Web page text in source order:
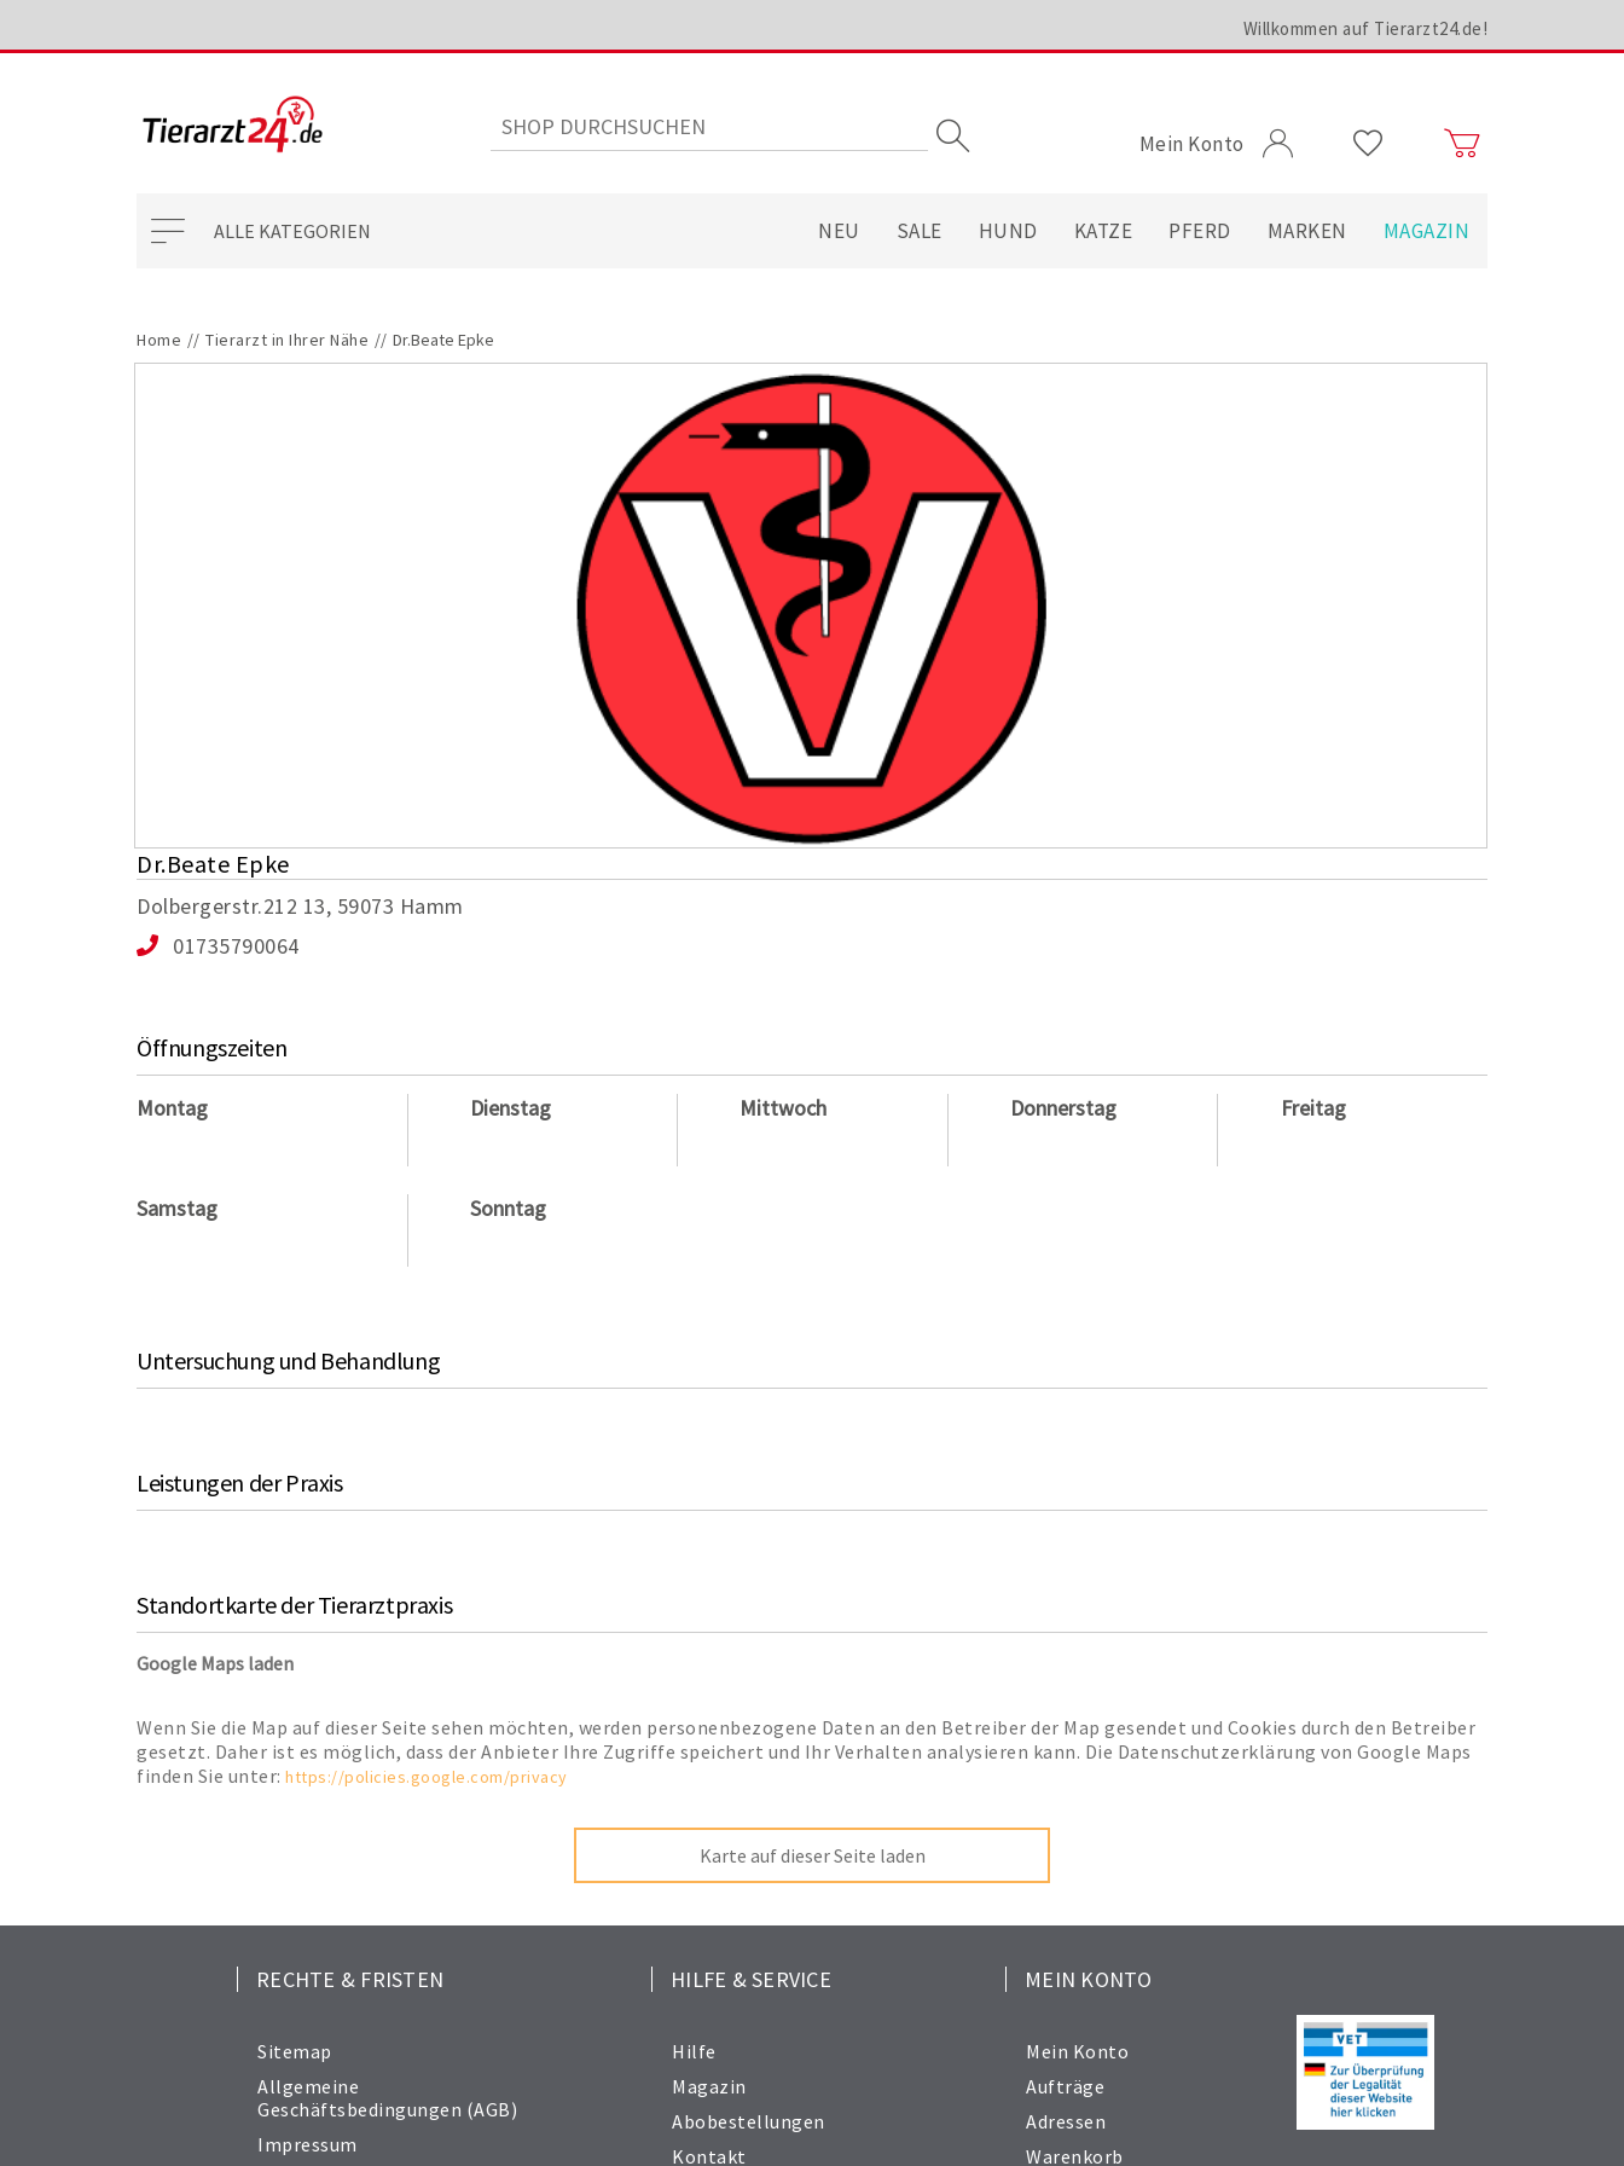
Willkommen auf Tierarzt24.de!
Mein Konto
ALLE KATEGORIEN NEU SALE HUND KATZE PFERD MARKEN MAGAZIN
Home // Tierarzt in Ihrer Nähe // Dr.Beate Epke
Dr.Beate Epke
Dolbergerstr.212 13, 59073 Hamm
01735790064
Öffnungszeiten
Montag Dienstag Mittwoch Donnerstag Freitag
Samstag Sonntag
Untersuchung und Behandlung
Leistungen der Praxis
Standortkarte der Tierarztpraxis
Google Maps laden
Wenn Sie die Map auf dieser Seite sehen möchten, werden personenbezogene Daten an den Betreiber der Map gesendet und Cookies durch den Betreiber
gesetzt. Daher ist es möglich, dass der Anbieter Ihre Zugriffe speichert und Ihr Verhalten analysieren kann. Die Datenschutzerklärung von Google Maps
finden Sie unter: https://policies.google.com/privacy
Karte auf dieser Seite laden
RECHTE & FRISTEN
Sitemap
Allgemeine
Geschäftsbedingungen (AGB)
Impressum
HILFE & SERVICE
Hilfe
Magazin
Abobestellungen
Kontakt
MEIN KONTO
Mein Konto
Aufträge
Adressen
Warenkorb